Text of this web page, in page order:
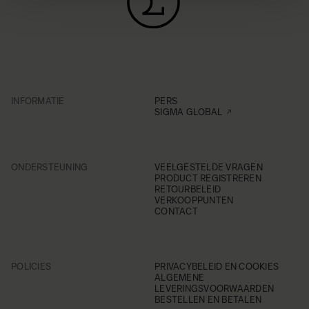
INFORMATIE
PERS
SIGMA GLOBAL
ONDERSTEUNING
VEELGESTELDE VRAGEN
PRODUCT REGISTREREN
RETOURBELEID
VERKOOPPUNTEN
CONTACT
POLICIES
PRIVACYBELEID EN COOKIES
ALGEMENE
LEVERINGSVOORWAARDEN
BESTELLEN EN BETALEN